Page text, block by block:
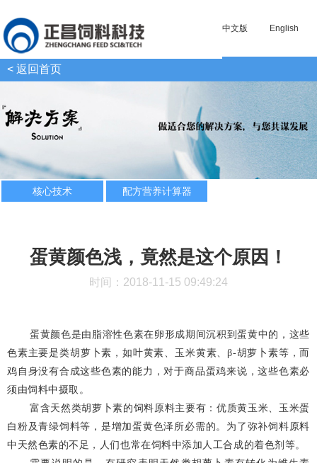
中文版 English
< 返回首页
核心技术 配方营养计算器
蛋黄颜色浅，竟然是这个原因！
时间：2018-11-15 09:49:24
蛋黄颜色是由脂溶性色素在卵形成期间沉积到蛋黄中的，这些
色素主要是类胡萝卜素，如叶黄素、玉米黄素、β-胡萝卜素等，而
鸡自身没有合成这些色素的能力，对于商品蛋鸡来说，这些色素必
须由饲料中摄取。
富含天然类胡萝卜素的饲料原料主要有：优质黄玉米、玉米蛋
白粉及青绿饲料等，是增加蛋黄色泽所必需的。为了弥补饲料原料
中天然色素的不足，人们也常在饲料中添加人工合成的着色剂等。